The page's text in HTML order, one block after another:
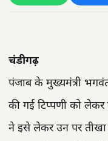
चंडीगढ़
पंजाब के मुख्यमंत्री
की गई टिप्पणी को लेकर
ने इसे लेकर उन पर तीखा